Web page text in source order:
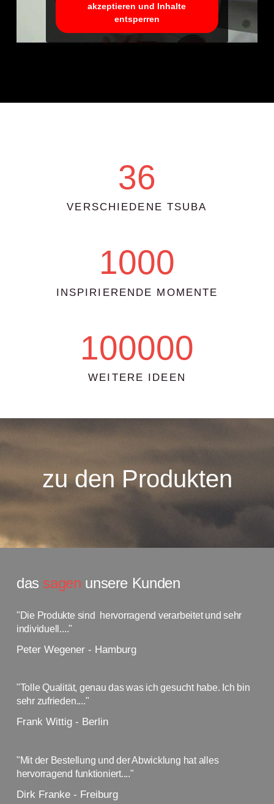
akzeptieren und Inhalte
entsperren
36
VERSCHIEDENE TSUBA
1000
INSPIRIERENDE MOMENTE
100000
WEITERE IDEEN
zu den Produkten
das sagen unsere Kunden
"Die Produkte sind hervorragend verarbeitet und sehr
individuell...."
Peter Wegener - Hamburg
"Tolle Qualität, genau das was ich gesucht habe. Ich bin
sehr zufrieden...."
Frank Wittig - Berlin
"Mit der Bestellung und der Abwicklung hat alles
hervorragend funktioniert...."
Dirk Franke - Freiburg